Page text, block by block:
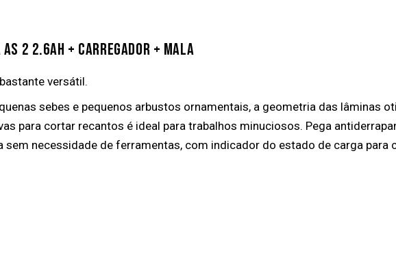
2 2.6AH + CARREGADOR + MALA
versátil.
sebes e pequenos arbustos ornamentais, a geometria das lâminas
para cortar recantos é ideal para trabalhos minuciosos. Pega
necessidade de ferramentas, com indicador do estado de carga para